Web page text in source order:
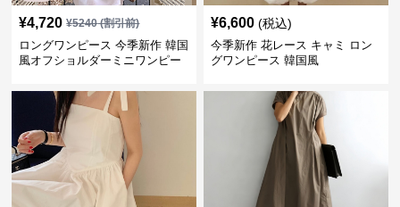
5,640
ロングワンピース 今季必見 韓国
風 リボン付きキャミワンピース
(税込)
ロングワンピース 今季新作 韓国
風おしゃれフレア半袖ワンピー